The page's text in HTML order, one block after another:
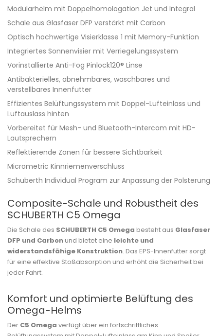
Modularhelm mit Doppelhomologation Jet und Integral
Schale aus Glasfaser DFP verstärkt mit Carbon
Optisch hochwertige Visierklasse 1 mit Memory-Funktion
Integriertes Sonnenvisier mit Verriegelungssystem
Vorinstallierte Anti-Fog Pinlock120® Linse
Antibakterielles, abnehmbares, waschbares und
verstellbares Innenfutter
Effizientes Belüftungssystem mit Doppel-Lufteinlass und
Luftauslass hinten
Vorbereitet für Mesh- und Bluetooth-Intercom mit HD-
Lautsprechern
Reflektierende Zonen für bessere Sichtbarkeit
Micrometric Kinnriemenverschluss
Schuberth Individual Program zur Anpassung der Polsterung
Composite-Schale und Robustheit des
SCHUBERTH C5 Omega
Die Schale des SCHUBERTH C5 Omega besteht aus Glasfaser
DFP und Carbonund bietet eine leichte und
widerstandsfähige Konstruktion. Das EPS-Innenfutter sorgt
für eine effektive Stoßabsorption und erhöht die Sicherheit bei
jeder Fahrt.
Komfort und optimierte Belüftung des
Omega-Helms
Der C5 Omega verfügt über ein fortschrittliches